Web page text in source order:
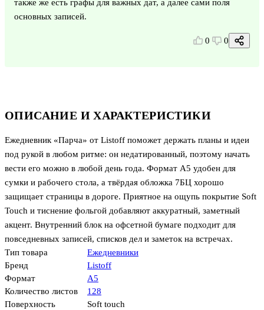
ОПИСАНИЕ И ХАРАКТЕРИСТИКИ
Ежедневник «Парча» от Listoff поможет держать планы и идеи
под рукой в любом ритме: он недатированный, поэтому начать
вести его можно в любой день года. Формат А5 удобен для
сумки и рабочего стола, а твёрдая обложка 7БЦ хорошо
защищает страницы в дороге. Приятное на ощупь покрытие Soft
Touch и тиснение фольгой добавляют аккуратный, заметный
акцент. Внутренний блок на офсетной бумаге подходит для
повседневных записей, списков дел и заметок на встречах.
Тип товара
Ежедневники
Бренд
Listoff
Формат
А5
Количество листов
128
Поверхность
Soft touch
также же есть графы для важных дат, а далее сами поля
основных записей.
0 0